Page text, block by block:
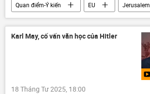
Quan điểm-Ý kiến EU
Jerusalem
Châu Âu
Thế giới
Chính trị
xung đột
Karl May, cố vấn văn học của Hitler
18 Tháng Tư 2025, 18:00